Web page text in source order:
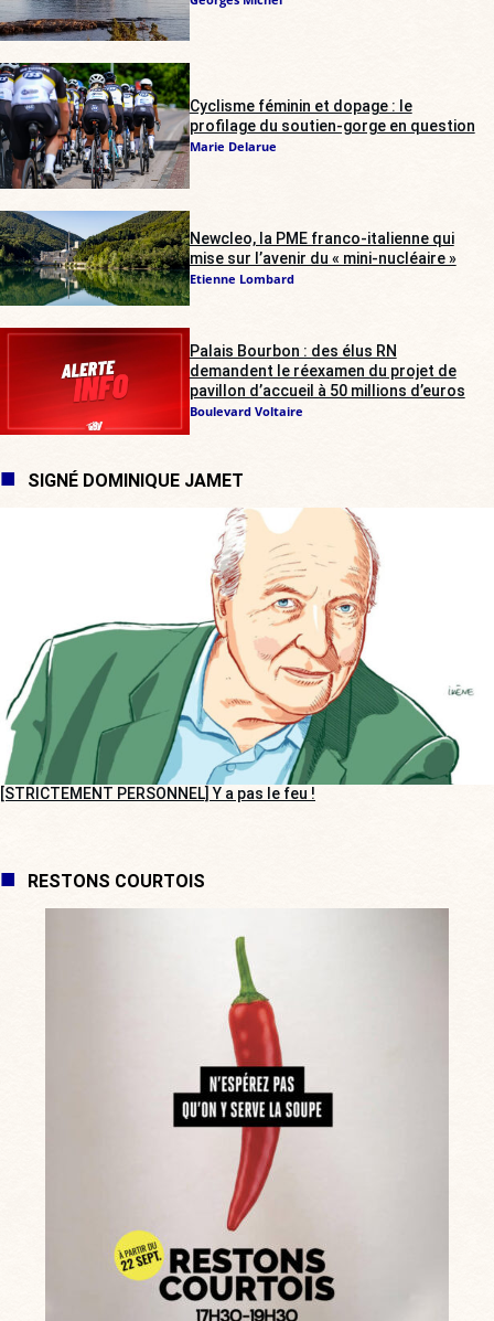
Cyclisme féminin et dopage : le
profilage du soutien-gorge en question
Marie Delarue
Newcleo, la PME franco-italienne qui
mise sur l’avenir du « mini-nucléaire »
Etienne Lombard
Palais Bourbon : des élus RN
demandent le réexamen du projet de
pavillon d’accueil à 50 millions d’euros
Boulevard Voltaire
SIGNÉ DOMINIQUE JAMET
[STRICTEMENT PERSONNEL] Y a pas le feu !
RESTONS COURTOIS